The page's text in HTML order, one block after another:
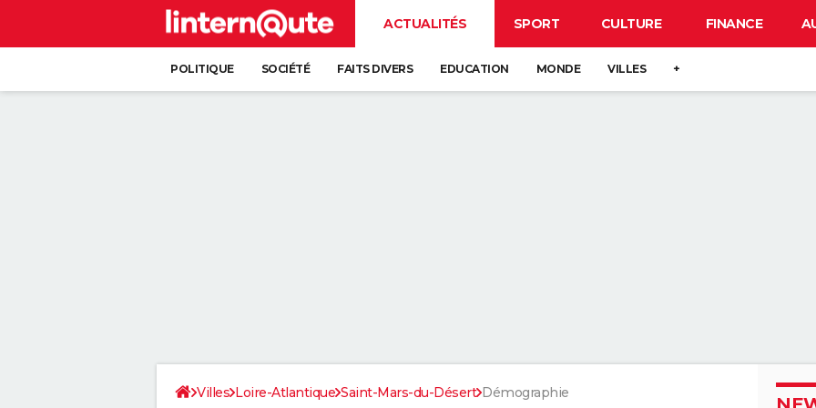
ACTUALITÉS SPORT CULTURE FINANCE
POLITIQUE SOCIÉTÉ FAITS DIVERS EDUCATION MONDE VILLES +
Villes Loire-Atlantique Saint-Mars-du-Désert Démographie